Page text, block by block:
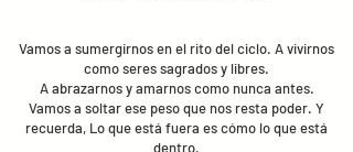
Vamos a sumergirnos en el rito del ciclo. A vivirnos
como seres sagrados y libres.
A abrazarnos y amarnos como nunca antes.
Vamos a soltar ese peso que nos resta poder. Y
recuerda, Lo que está fuera es cómo lo que está
dentro.